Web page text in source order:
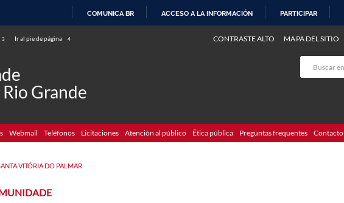
COMUNICA BR ACCESO A LA INFORMACIÓN PARTICIPAR
3 Ir al pie de página 4 CONTRASTE ALTO MAPA DEL SITIO
Grande
Webmail Teléfonos Licitaciones Atención al público Ética pública Preguntas frequentes Contacto
VITÓRIA DO PALMAR